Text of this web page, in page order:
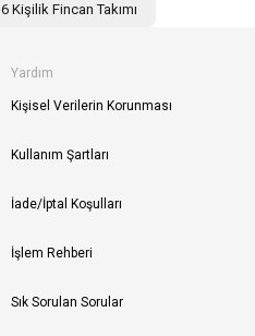
6 Kişilik Fincan Takımı
Yardım
Kişisel Verilerin Korunması
Kullanım Şartları
İade/İptal Koşulları
İşlem Rehberi
Sık Sorulan Sorular